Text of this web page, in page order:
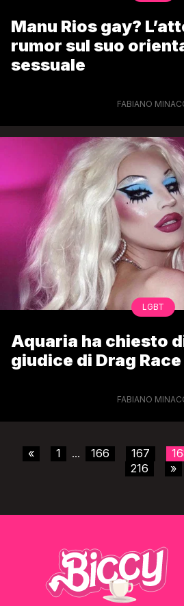
Manu Rios gay?
rumor sul suo
sessuale
FABIANO
LGBT
Aquaria ha chiesto
giudice di Drag
FABIANO
« 1 ... 166 167
216 »